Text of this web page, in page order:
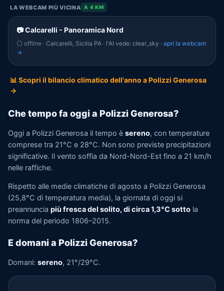
LA WEBCAM PIÙ VICINA A 4 KM
📷 Calcarelli - Panoramica Nord
⚪ offline · Calcarelli, Sicilia PA · l'AI vede: clear_sky · apri la webcam
→
📊 Scopri il bilancio climatico dell'anno a Polizzi Generosa
→
Che tempo fa oggi a Polizzi Generosa?
Oggi a Polizzi Generosa il tempo è sereno, con temperature
comprese tra 21°C e 28°C. Non sono previste precipitazioni
significative. Il vento soffia da Nord-Nord-Est fino a 21 km/h
nelle raffiche.
Rispetto alle medie climatiche di agosto a Polizzi Generosa
(25,8°C di temperatura media), la giornata di oggi si
preannuncia più fresca del solito, di circa 1,3°C sotto la
norma del periodo 1806–2015.
E domani a Polizzi Generosa?
Domani: sereno, 21°/29°C.